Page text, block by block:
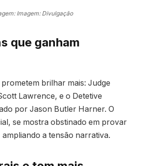
Imagem: Divulgação
que ganham
brilhar mais: Judge
Lawrence, e o Detetive
por Jason Butler Harner. O
se mostra obstinado em provar
a tensão narrativa.